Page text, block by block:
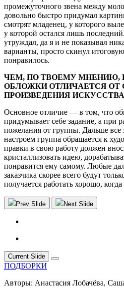
промежуточного звена между
довольно быстро придумал
смотрят младенец, у которого
у которой остался лишь
утруждал, да я и не показывал
варианты, просто скинул
понравилось.
ЧЕМ, ПО ТВОЕМУ МНЕНИЮ,
ОБЛОЖКИ ОТЛИЧАЕТСЯ ОТ
ПРОИЗВЕДЕНИЯ
Основное отличие — в том, что
придумывает себе задание, а при
пожелания от группы. Дальше все
настроем группа обращается к
правки в свою работу должен
кристаллизовать идею,
понравится ему самому. Любые
заказчика скорее всего будут
получается работать хорошо,
Prev Slide Next Slide
Current Slide
ПОДБОРКИ
Авторы: Анастасия Лобачёва,